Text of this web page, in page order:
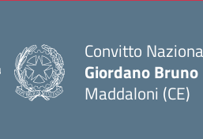
Convitto
Giordano Bruno
Maddaloni (CE)